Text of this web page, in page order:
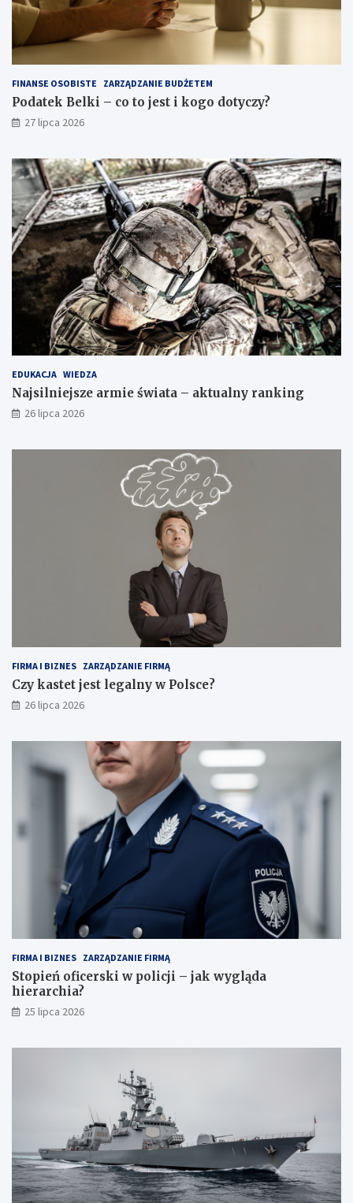
FINANSE OSOBISTE ZARZĄDZANIE BUDŻETEM
Podatek Belki – co to jest i kogo dotyczy?
27 lipca 2026
EDUKACJA WIEDZA
Najsilniejsze armie świata – aktualny ranking
26 lipca 2026
FIRMA I BIZNES ZARZĄDZANIE FIRMĄ
Czy kastet jest legalny w Polsce?
26 lipca 2026
FIRMA I BIZNES ZARZĄDZANIE FIRMĄ
Stopień oficerski w policji – jak wygląda
hierarchia?
25 lipca 2026